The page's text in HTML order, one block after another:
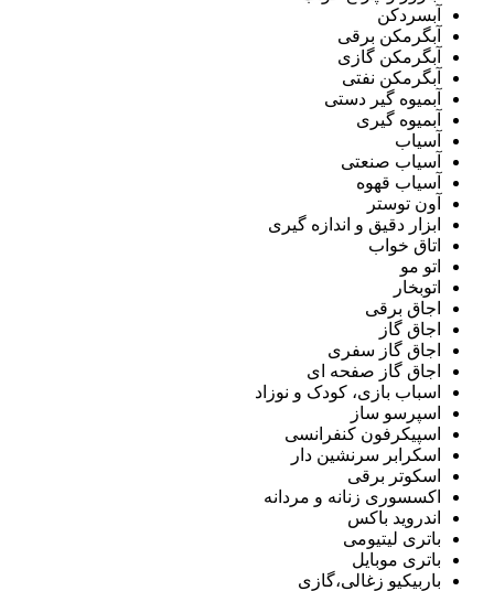
آبسردکن
آبگرمکن برقی
آبگرمکن گازی
آبگرمکن نفتی
آبمیوه گیر دستی
آبمیوه گیری
آسیاب
آسیاب صنعتی
آسیاب قهوه
آون توستر
ابزار دقیق و اندازه گیری
اتاق خواب
اتو مو
اتوبخار
اجاق برقی
اجاق گاز
اجاق گاز سفری
اجاق گاز صفحه ای
اسباب بازی، کودک و نوزاد
اسپرسو ساز
اسپیکرفون کنفرانسی
اسکرابر سرنشین دار
اسکوتر برقی
اکسسوری زنانه و مردانه
اندروید باکس
باتری لیتیومی
باتری موبایل
باربیکیو زغالی،گازی